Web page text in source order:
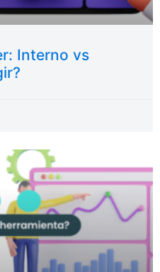
Interno vs